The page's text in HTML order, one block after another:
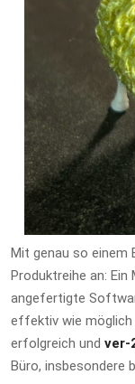
Mit genau so einem
Produktreihe an: Ein
angefertigte
effektiv wie möglich
erfolgreich und ver-
Büro, insbesondere